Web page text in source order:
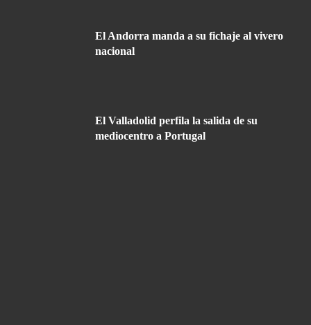
El Andorra manda a su fichaje al vivero
nacional
El Valladolid perfila la salida de su
mediocentro a Portugal